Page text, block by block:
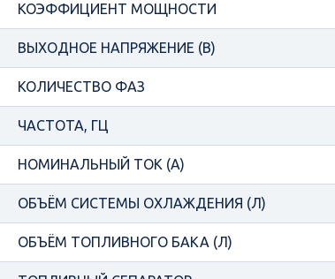
КОЭФФИЦИЕНТ МОЩНОСТИ
ВЫХОДНОЕ НАПРЯЖЕНИЕ (В)
КОЛИЧЕСТВО ФАЗ
ЧАСТОТА, ГЦ
НОМИНАЛЬНЫЙ ТОК (А)
ОБЪЁМ СИСТЕМЫ ОХЛАЖДЕНИЯ (Л)
ОБЪЁМ ТОПЛИВНОГО БАКА (Л)